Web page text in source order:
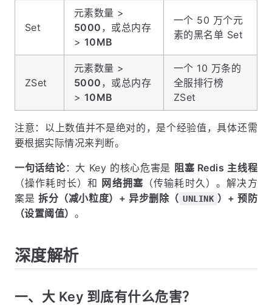
Set
元素数量 >
5000 ，或总内存
> 10MB
一个 50 万个元
素的黑名单 Set
ZSet
元素数量 >
5000 ，或总内存
> 10MB
一个 10 万条的
全服排行榜
ZSet
注意：以上数值并不是绝对的，是个经验值，具体还需
要根据实际情况来判断。
一句话结论：大 Key 的核心危害是 阻塞 Redis 主线程
（操作耗时长）和 网络拥塞 （传输耗时久）。解决方
案是 拆分（减小粒度）+ 异步删除（ UNLINK ）+ 预防
（设置阈值） 。
深度解析
一、大 Key 到底有什么危害？